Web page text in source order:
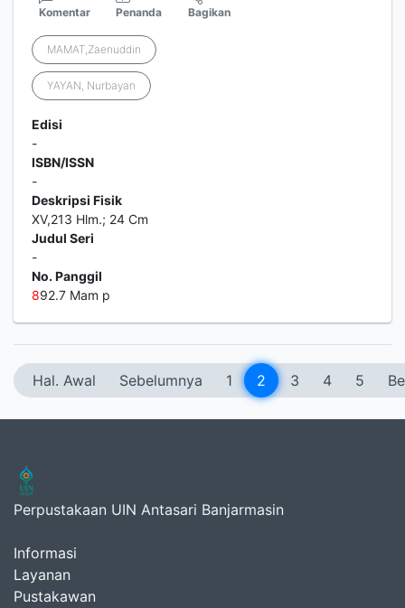
Komentar Penanda Bagikan
MAMAT,Zaenuddin
YAYAN, Nurbayan
Edisi
-
ISBN/ISSN
-
Deskripsi Fisik
XV,213 Hlm.; 24 Cm
Judul Seri
-
No. Panggil
892.7 Mam p
Hal. Awal Sebelumnya 1 2 3 4 5
Perpustakaan UIN Antasari Banjarmasin
Informasi
Layanan
Pustakawan